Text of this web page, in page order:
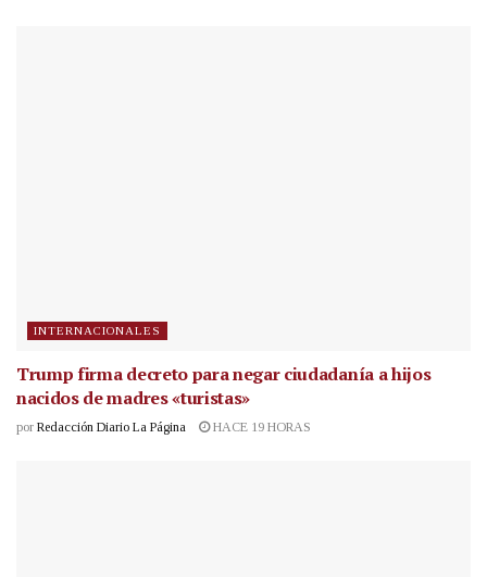
INTERNACIONALES
Trump firma decreto para negar ciudadanía a hijos
nacidos de madres «turistas»
por Redacción Diario La Página HACE 19 HORAS